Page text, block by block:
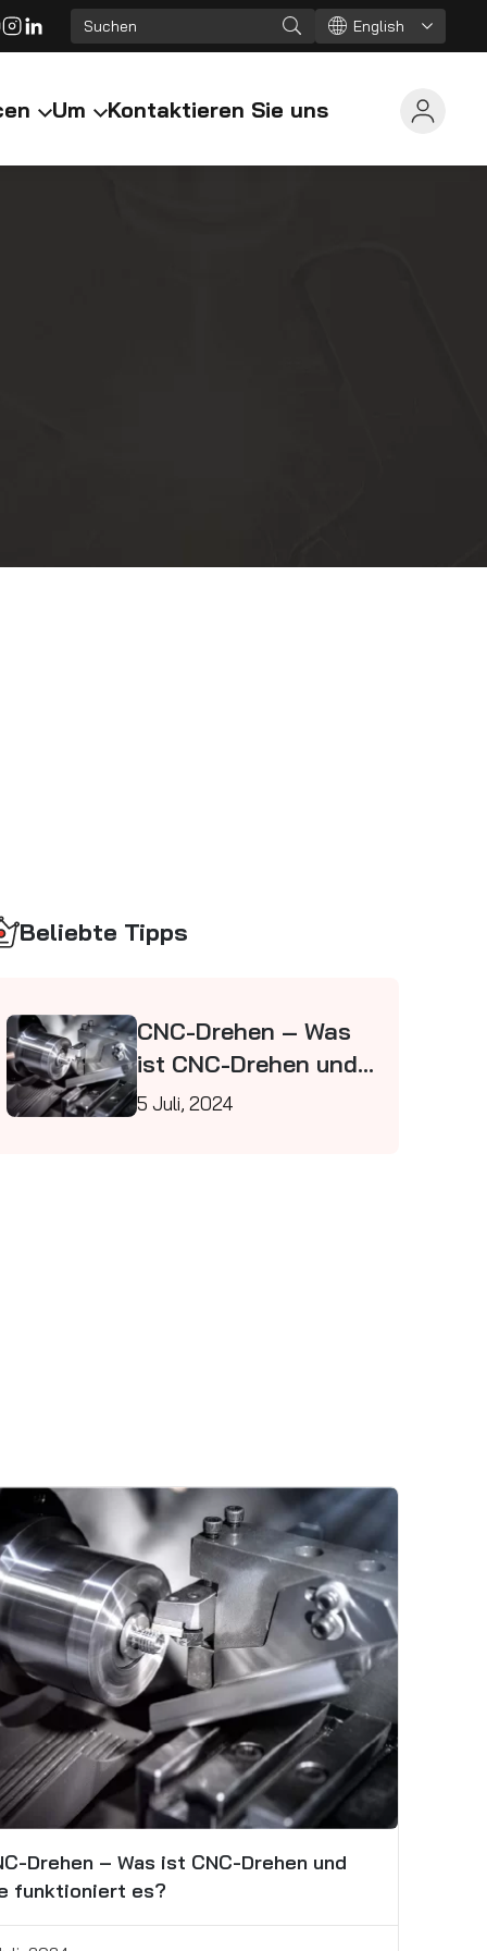
English
Um Kontaktieren Sie uns
Beliebte Tipps
CNC-Drehen – Was
ist CNC-Drehen und
wie funktioniert es?
5 Juli, 2024
Drehen – Was ist CNC-Drehen und
funktioniert es?